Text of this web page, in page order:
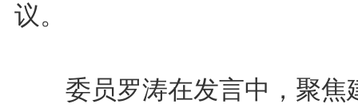
议。
委员罗涛在发言中，聚焦